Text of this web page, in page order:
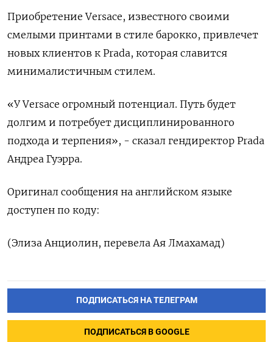
Приобретение Versace, известного своими
смелыми принтами в стиле барокко, привлечет
новых клиентов к Prada, которая славится
минималистичным стилем.
«У Versace огромный потенциал. Путь будет
долгим и потребует дисциплинированного
подхода и терпения», - сказал гендиректор Prada
Андреа Гуэрра.
Оригинал сообщения на английском языке
доступен по коду:
(Элиза Анциолин, перевела Ая Лмахамад)
ПОДПИСАТЬСЯ НА ТЕЛЕГРАМ
ПОДПИСАТЬСЯ В GOOGLE